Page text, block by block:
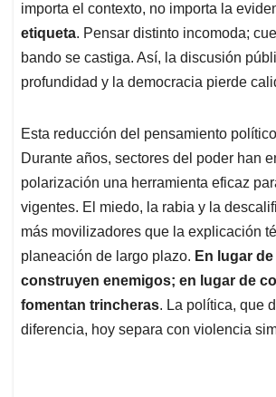
importa el contexto, no importa la
etiqueta. Pensar distinto incomoda;
bando se castiga. Así, la discusión
profundidad y la democracia pierde
Esta reducción del pensamiento
Durante años, sectores del poder han
polarización una herramienta eficaz
vigentes. El miedo, la rabia y la
más movilizadores que la explicación
planeación de largo plazo. En lugar
construyen enemigos; en lugar de
fomentan trincheras. La política, que
diferencia, hoy separa con violencia